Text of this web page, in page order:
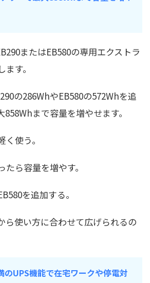
またはEB580の専用エクストラ
す。
の286WhやEB580の572Whを追
まで容量を増やせます。
使う。
ら容量を増やす。
を追加する。
ら使い方に合わせて広げられるの
UPS機能で在宅ワークや停電対